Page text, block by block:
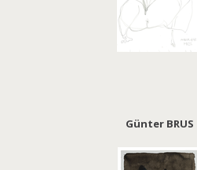
Günter BRUS